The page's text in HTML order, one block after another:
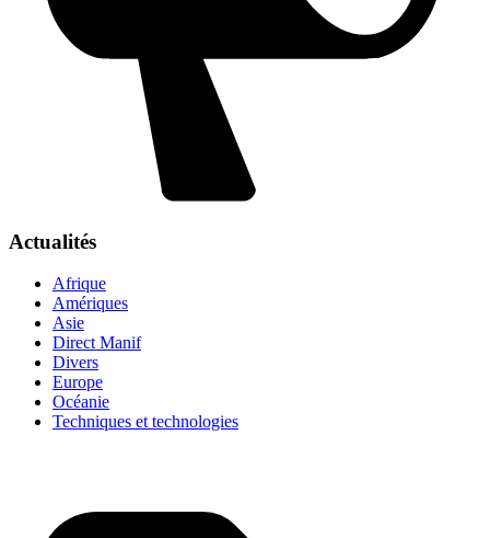
Actualités
Afrique
Amériques
Asie
Direct Manif
Divers
Europe
Océanie
Techniques et technologies